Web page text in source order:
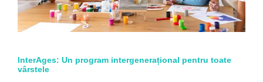
InterAges: Un program intergenerațional pentru toate
vârstele